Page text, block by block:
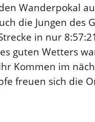
Wanderpokal
die Jungen des
in nur
guten Wetters
Kommen im
freuen sich die